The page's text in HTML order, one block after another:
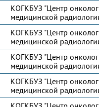
КОГКБУЗ "Центр
медицинской
КОГКБУЗ "Центр
медицинской
КОГКБУЗ "Центр
медицинской
КОГКБУЗ "Центр
медицинской